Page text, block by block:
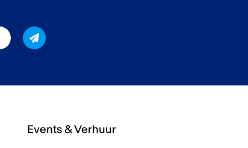
Events & Verhuur